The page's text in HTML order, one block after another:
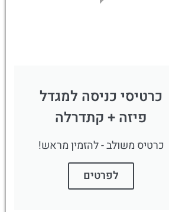
לחצו פה!
כרטיסי כניסה למגדל
פיזה + קתדרלה
כרטיס משולב - להזמין מראש!
לפרטים